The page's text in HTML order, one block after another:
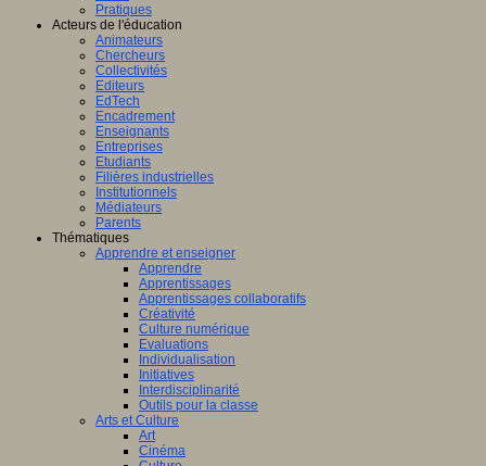
Pratiques
Acteurs de l'éducation
Animateurs
Chercheurs
Collectivités
Editeurs
EdTech
Encadrement
Enseignants
Entreprises
Etudiants
Filières industrielles
Institutionnels
Médiateurs
Parents
Thématiques
Apprendre et enseigner
Apprendre
Apprentissages
Apprentissages collaboratifs
Créativité
Culture numérique
Evaluations
Individualisation
Initiatives
Interdisciplinarité
Outils pour la classe
Arts et Culture
Art
Cinéma